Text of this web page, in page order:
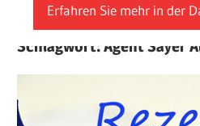
Schlagwort:Agent Sayer
Erfahren Sie mehr in der